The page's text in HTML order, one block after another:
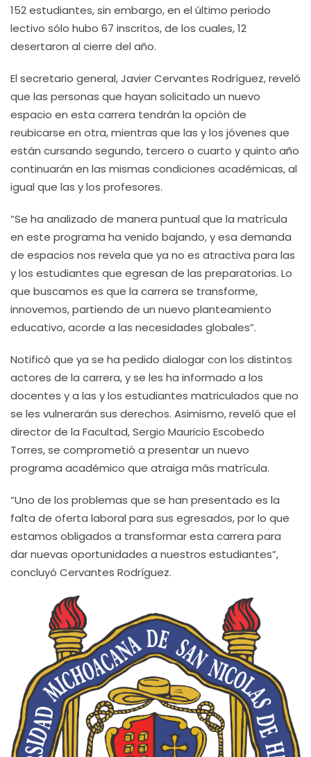
152 estudiantes, sin embargo, en el último periodo
lectivo sólo hubo 67 inscritos, de los cuales, 12
desertaron al cierre del año.
El secretario general, Javier Cervantes Rodríguez, reveló
que las personas que hayan solicitado un nuevo
espacio en esta carrera tendrán la opción de
reubicarse en otra, mientras que las y los jóvenes que
están cursando segundo, tercero o cuarto y quinto año
continuarán en las mismas condiciones académicas, al
igual que las y los profesores.
“Se ha analizado de manera puntual que la matrícula
en este programa ha venido bajando, y esa demanda
de espacios nos revela que ya no es atractiva para las
y los estudiantes que egresan de las preparatorias. Lo
que buscamos es que la carrera se transforme,
innovemos, partiendo de un nuevo planteamiento
educativo, acorde a las necesidades globales”.
Notificó que ya se ha pedido dialogar con los distintos
actores de la carrera, y se les ha informado a los
docentes y a las y los estudiantes matriculados que no
se les vulnerarán sus derechos. Asimismo, reveló que el
director de la Facultad, Sergio Mauricio Escobedo
Torres, se comprometió a presentar un nuevo
programa académico que atraiga más matrícula.
“Uno de los problemas que se han presentado es la
falta de oferta laboral para sus egresados, por lo que
estamos obligados a transformar esta carrera para
dar nuevas oportunidades a nuestros estudiantes”,
concluyó Cervantes Rodríguez.